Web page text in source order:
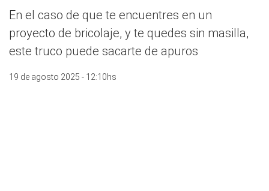
En el caso de que te encuentres en un
proyecto de bricolaje, y te quedes sin masilla,
este truco puede sacarte de apuros
19 de agosto 2025 - 12:10hs